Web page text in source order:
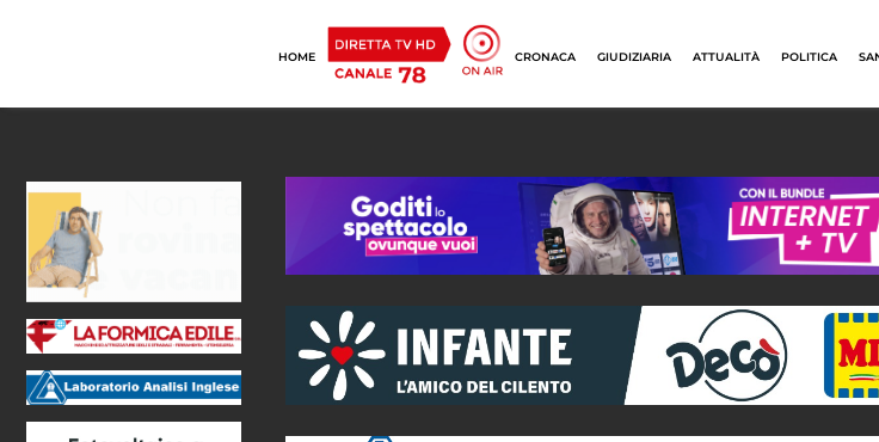
HOME CRONACA GIUDIZIARIA ATTUALITÀ POLITICA